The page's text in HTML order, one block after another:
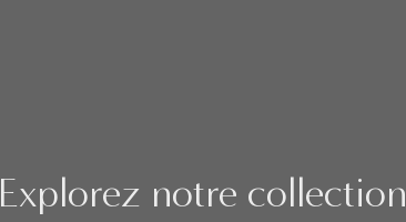
Explorez notre collection